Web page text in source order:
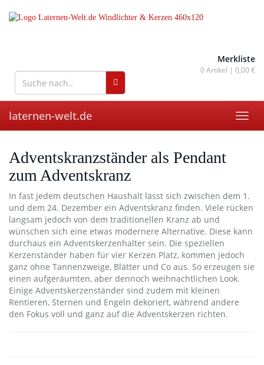
Merkliste
0Artikel | 0,00 €
laternen-welt.de
Adventskranzständer als Pendant
zum Adventskranz
In fast jedem deutschen Haushalt lässt sich zwischen dem 1.
und dem 24. Dezember ein Adventskranz finden. Viele rücken
langsam jedoch von dem traditionellen Kranz ab und
wünschen sich eine etwas modernere Alternative. Diese kann
durchaus ein Adventskerzenhalter sein. Die speziellen
Kerzenständer haben für vier Kerzen Platz, kommen jedoch
ganz ohne Tannenzweige, Blätter und Co aus. So erzeugen sie
einen aufgeräumten, aber dennoch weihnachtlichen Look.
Einige Adventskerzenständer sind zudem mit kleinen
Rentieren, Sternen und Engeln dekoriert, während andere
den Fokus voll und ganz auf die Adventskerzen richten.